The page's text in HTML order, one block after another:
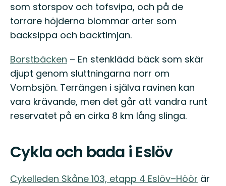
som storspov och tofsvipa, och på de
torrare höjderna blommar arter som
backsippa och backtimjan.
Borstbäcken – En stenklädd bäck som skär
djupt genom sluttningarna norr om
Vombsjön. Terrängen i själva ravinen kan
vara krävande, men det går att vandra runt
reservatet på en cirka 8 km lång slinga.
Cykla och bada i Eslöv
Cykelleden Skåne 103, etapp 4 Eslöv–Höör är